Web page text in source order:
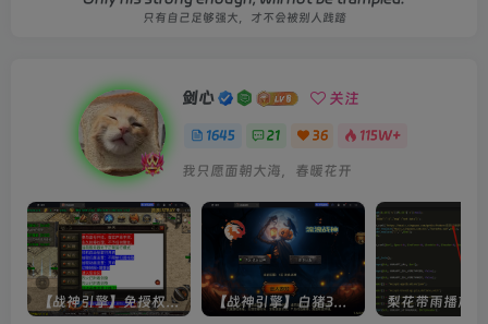
只有自己足够强大，才不会被别人践踏
剑心 关注
1645 21 36 115W+
我只愿面朝大海，春暖花开
【战神引擎】免授权-原生 [全屏自动拾取] 插件 + 配置教程（更新修复版，具体自测） 【战神引擎】白猪3-流浪战神3神技8大陆全屏拾取版特色服务端+生肖+转生+秘境+神魔+双端+教程(更新眼神拾取)